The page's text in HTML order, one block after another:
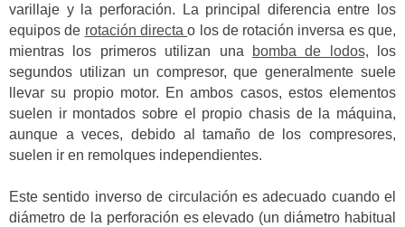
varillaje y la perforación. La principal diferencia entre los
equipos de rotación directao los de rotación inversa es que,
mientras los primeros utilizan una
bomba de lodos, los
segundos utilizan un compresor, que generalmente suele
llevar su propio motor. En ambos casos, estos elementos
suelen ir montados sobre el propio chasis de la máquina,
aunque a veces, debido al tamaño de los compresores,
suelen ir en remolques independientes.
Este sentido inverso de circulación es adecuado cuando el
diámetro de la perforación es elevado (un diámetro habitual